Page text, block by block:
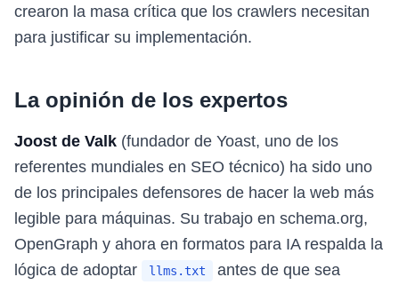
crearon la masa crítica que los crawlers necesitan
para justificar su implementación.
La opinión de los expertos
Joost de Valk (fundador de Yoast, uno de los
referentes mundiales en SEO técnico) ha sido uno
de los principales defensores de hacer la web más
legible para máquinas. Su trabajo en schema.org,
OpenGraph y ahora en formatos para IA respalda la
lógica de adoptar
llms.txt
antes de que sea